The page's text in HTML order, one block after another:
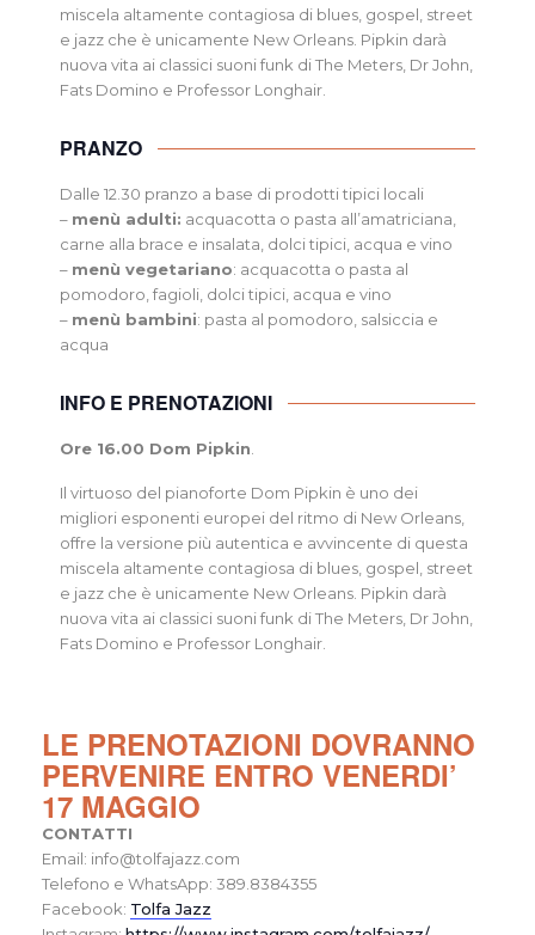
miscela altamente contagiosa di blues, gospel, street
e jazz che è unicamente New Orleans. Pipkin darà
nuova vita ai classici suoni funk di The Meters, Dr John,
Fats Domino e Professor Longhair.
PRANZO
Dalle 12.30 pranzo a base di prodotti tipici locali
– menù adulti: acquacotta o pasta all’amatriciana,
carne alla brace e insalata, dolci tipici, acqua e vino
– menù vegetariano: acquacotta o pasta al
pomodoro, fagioli, dolci tipici, acqua e vino
– menù bambini: pasta al pomodoro, salsiccia e
acqua
INFO E PRENOTAZIONI
Ore 16.00 Dom Pipkin
Il virtuoso del pianoforte Dom Pipkin è uno dei
migliori esponenti europei del ritmo di New Orleans,
offre la versione più autentica e avvincente di questa
miscela altamente contagiosa di blues, gospel, street
e jazz che è unicamente New Orleans. Pipkin darà
nuova vita ai classici suoni funk di The Meters, Dr John,
Fats Domino e Professor Longhair.
LE PRENOTAZIONI DOVRANNO
PERVENIRE ENTRO VENERDI’
17 MAGGIO
CONTATTI
Email: info@tolfajazz.com
Telefono e WhatsApp: 389.8384355
Facebook: Tolfa Jazz